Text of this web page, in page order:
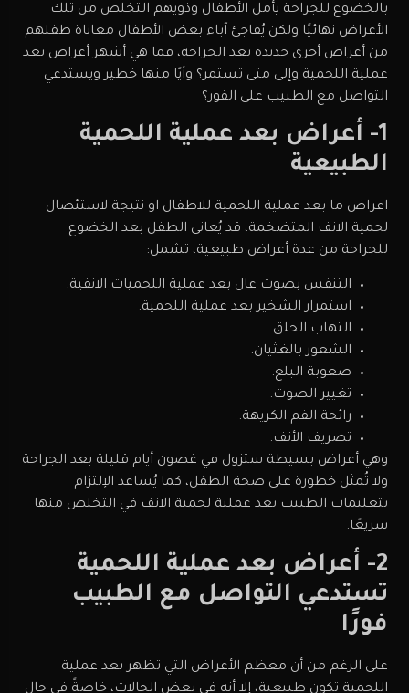
بالخضوع للجراحة يأمل الأطفال وذويهم التخلص من تلك
الأعراض نهائيًا ولكن يُفاجئ آباء بعض الأطفال معاناة طفلهم
من أعراض أخرى جديدة بعد الجراحة، فما هي أشهر أعراض بعد
عملية اللحمية وإلى متى تستمر؟ وأيًا منها خطير ويستدعي
التواصل مع الطبيب على الفور؟
1- أعراض بعد عملية اللحمية
الطبيعية
اعراض ما بعد عملية اللحمية للاطفال او نتيجة لاستئصال
لحمية الانف المتضخمة، قد يُعاني الطفل بعد الخضوع
للجراحة من عدة أعراض طبيعية، تشمل:
التنفس بصوت عال بعد عملية اللحميات الانفية.
استمرار الشخير بعد عملية اللحمية.
التهاب الحلق.
الشعور بالغثيان.
صعوبة البلع.
تغيير الصوت.
رائحة الفم الكريهة.
تصريف الأنف.
وهي أعراض بسيطة ستزول في غضون أيام قليلة بعد الجراحة
ولا تُمثل خطورة على صحة الطفل، كما يُساعد الإلتزام
بتعليمات الطبيب بعد عملية لحمية الانف في التخلص منها
سريعًا.
2- أعراض بعد عملية اللحمية
تستدعي التواصل مع الطبيب
فورًا
على الرغم من أن معظم الأعراض التي تظهر بعد عملية
اللحمية تكون طبيعية، إلا أنه في بعض الحالات، خاصةً في حال